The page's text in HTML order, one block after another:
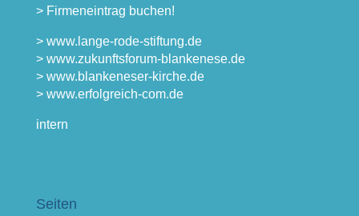
> Firmeneintrag buchen!
> www.lange-rode-stiftung.de
> www.zukunftsforum-blankenese.de
> www.blankeneser-kirche.de
> www.erfolgreich-com.de
intern
Seiten